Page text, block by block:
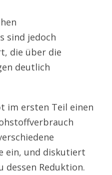
sind jedoch
die über die
deutlich
im ersten Teil einen
ein, und diskutiert
dessen Reduktion.